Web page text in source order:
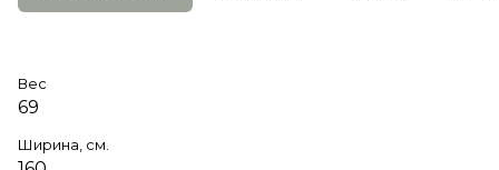
Вес
69
Ширина, см.